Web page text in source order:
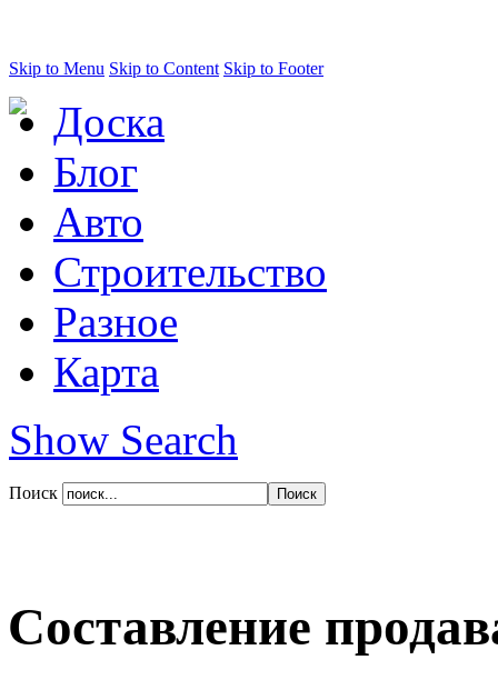
Skip to Menu Skip to Content Skip to Footer
Доска
Блог
Авто
Строительство
Разное
Карта
Show Search
Поиск
Составление